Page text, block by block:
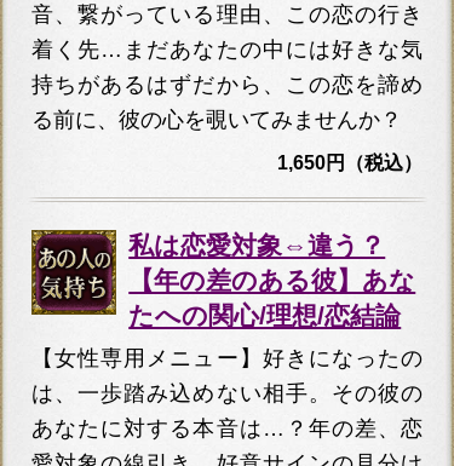
音、繋がっている理由、この恋の行き
着く先…まだあなたの中には好きな気
持ちがあるはずだから、この恋を諦め
る前に、彼の心を覗いてみませんか？
1,650円（税込）
私は恋愛対象⇔違う？
【年の差のある彼】あな
たへの関心/理想/恋結論
【女性専用メニュー】好きになったの
は、一歩踏み込めない相手。その彼の
あなたに対する本音は…？年の差、恋